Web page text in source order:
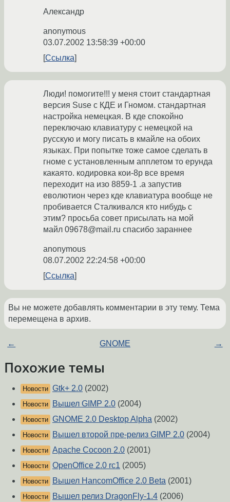
Александр
anonymous
03.07.2002 13:58:39 +00:00
Ссылка
Люди! помогите!!! у меня стоит стандартная
версия Suse с КДЕ и Гномом. стандартная
настройка немецкая. В кде спокойно
переключаю клавиатуру с немецкой на
русскую и могу писать в кмайле на обоих
языках. При попытке тоже самое сделать в
гноме с установленным апплетом то ерунда
какаято. кодировка кои-8р все время
переходит на изо 8859-1 .а запустив
еволютион через кде клавиатура вообще не
пробивается Сталкивался кто нибудь с
этим? просьба совет присылать на мой
майл 09678@mail.ru спасибо зараннее
anonymous
08.07.2002 22:24:58 +00:00
Ссылка
Вы не можете добавлять комментарии в эту тему. Тема
перемещена в архив.
← GNOME →
Похожие темы
Новости Gtk+ 2.0 (2002)
Новости Вышел GIMP 2.0 (2004)
Новости GNOME 2.0 Desktop Alpha (2002)
Новости Вышел второй пре-релиз GIMP 2.0 (2004)
Новости Apache Cocoon 2.0 (2001)
Новости OpenOffice 2.0 rc1 (2005)
Новости Вышел HancomOffice 2.0 Beta (2001)
Новости Вышел релиз DragonFly-1.4 (2006)